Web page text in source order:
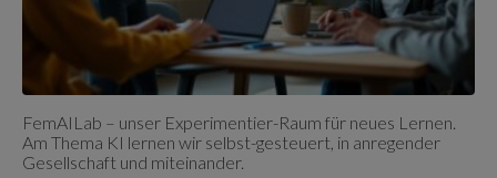
FemAILab – unser Experimentier-Raum für neues Lernen.
Am Thema KI lernen wir selbst-gesteuert, in anregender
Gesellschaft und miteinander.